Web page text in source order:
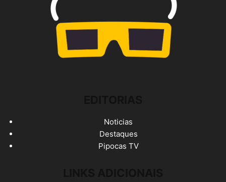
Noticias
Destaques
Pipocas TV